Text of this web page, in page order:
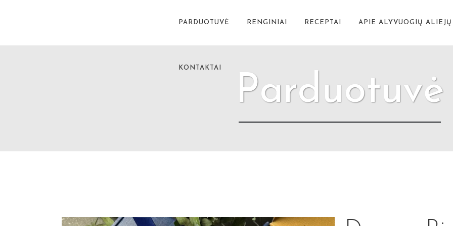
PARDUOTUVĖ RENGINIAI RECEPTAI APIE ALYVUOGIŲ ALIEJŲ
KONTAKTAI
Parduotuvė